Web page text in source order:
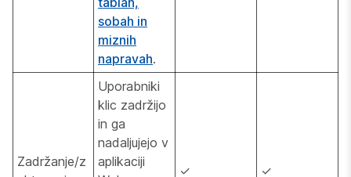
sobah in
miznih
napravah.
Zadržanje/z
Uporabniki
klic zadržijo
in ga
nadaljujejo v
aplikaciji
✓ ✓